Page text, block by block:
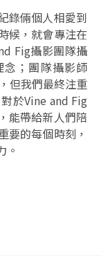
錄倆個人相愛到
候，就會專注在
Fig攝影團隊攝
念；團隊攝影師
但我們最終注重
於Vine and Fig
能帶給新人們陪
要的每個時刻，
。